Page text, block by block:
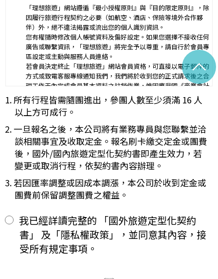
一、 旅遊地區（國家、城市或觀光地點）：________
二、
行程（啟程出發地點、回程之終止地點、日期、交通工具、住
宿旅館、餐飲、遊覽、安排購物行程及其所附隨之服務說
明）：_________
與本契約有關之附件、廣告、宣傳文件、行程表或說明會之說明內容
均視為本契約內容之一部分。乙方應確保廣告內容之真實，對甲方所
負之義務不得低於廣告之內容。
第一項記載得以所刊登之廣告、宣傳文件、行程表或說明會之說明內
未記載第一項內容或記載之內容與刊登廣告、宣傳文件、行程表或說
明會之說明記載不符者，以最有利於甲方之內容為準。
第四條（集合及出發時地）
甲方應於民國_____年_____月_____日_____時_____分於
__________準時集合出發。甲方未準時到約定地點集合致未能出
發，亦未能中途加入旅遊者，視為甲方任意解除契約，乙方得依第十
三條之約定，行使損害賠償請求權。
第五條（旅遊費用及付款方式）
旅遊費用：______________________
除雙方有特別約定者外，甲方應依下列約定繳付：
一、
簽訂本契約時，甲方應以_______(現金、信用卡、轉帳、支票
二、
其餘款項以_______ (現金、信用卡、轉帳、支票等方式)於出發
前三日或說明會時繳清。
前項之特別約定，除經雙方同意並增訂其他協議事項於本契約第三十
七條，乙方不得以任何名義要求增加旅遊費用。
第六條（旅客怠於給付旅遊費用之效力）
「理想旅遊」網站遵循『最小授權原則』與『目的限定原則』，除
因履行旅遊行程契約之必要（如航空、酒店、保險等境外合作夥
伴）外，絕不違法揭露或流出您的個人識別資訊。
您有權隨時修改個人帳號資料及偏好設定。如果您選擇不接收任何
廣告或聯繫資訊，「理想旅遊」將完全予以尊重，請自行於會員專
區設定或主動與服務人員連絡。
若會員決定終止「理想旅遊」網站會員資格，可直接以電子郵件的
方式或致電客服專線通知我們，我們將於收到您的正式請求後之合
理工作天內完成會員基本資料之註銷作業，惟因應我國《商業會計
法》及《稅捐稽徵法》之法定保存年限要求，相關交易憑證與帳務
紀錄將於法定保存期限屆滿後自動進行安全銷毀，不在此限。自終
止「理想旅遊」網站會員身份之日起（以本站系統發出之確認電子
郵件為準），您將即刻喪失所有本服務所提供之尊榮優惠及權益。
【Cookies 的運用政策】
為提供個人化的服務，本資訊網會使用 Cookies 技術來儲存並在
某些時候追蹤使用者的資料。本網站使用 Cookies 大多僅基於輔
助作用，例如儲存您偏好的特定種類資料，或儲存相關密碼以方便
您上網至本行網站時不必每次再輸入密碼…等。
※ Cookies 是網站伺服器用來和使用者瀏覽器進行溝通的一種技術，
它可能在使用者的電腦中儲存某些資訊，大部分 Cookies 的有效
定，取消或限制此項功能。
「理想旅遊」網站自動接收並紀錄您瀏覽或查詢時所產生的相關記
錄，這是系統本身所自行記錄的行為，記錄包括您使用連線設備的
IP 位址、使用時間、使用的瀏覽器、瀏覽及點選資料紀錄…等。這
些系統自動記錄的資料無法直接辨識個人身份，僅用於分析網站流
1. 所有行程皆需隨團進出，參團人數至少須滿 16 人
以上方可成行。
2. 一旦報名之後，本公司將有業務專員與您聯繫並洽
談相關事宜及收取定金。報名刷卡繳交定金或團費
後，國外/國內旅遊定型化契約書即產生效力，若
變更或取消行程，依契約書內容辦理。
3. 若因匯率調整或因成本調漲，本公司於收到定金或
團費前保留調整團費之權益。
我已經詳讀完整的 「國外旅遊定型化契約
書」 及「隱私權政策」，並同意其內容，接
受所有規定事項。
^